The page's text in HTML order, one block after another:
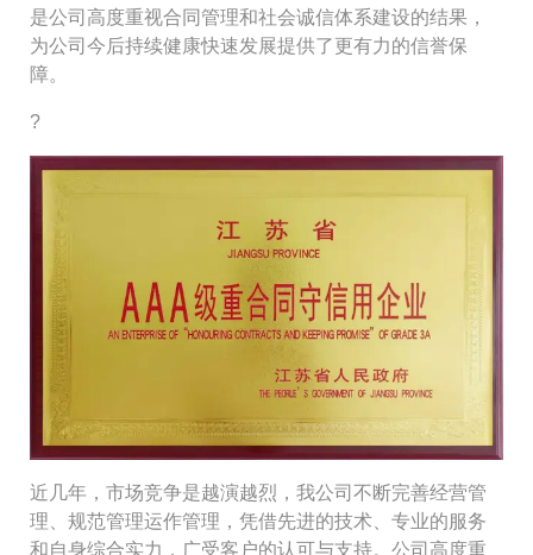
是公司高度重视合同管理和社会诚信体系建设的结果，
为公司今后持续健康快速发展提供了更有力的信誉保
障。
?
近几年，市场竞争是越演越烈，我公司不断完善经营管
理、规范管理运作管理，凭借先进的技术、专业的服务
和自身综合实力，广受客户的认可与支持。公司高度重